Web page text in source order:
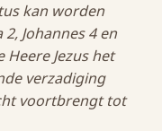
kan worden
Johannes 4 en
Jezus het
verzadiging
voortbrengt tot